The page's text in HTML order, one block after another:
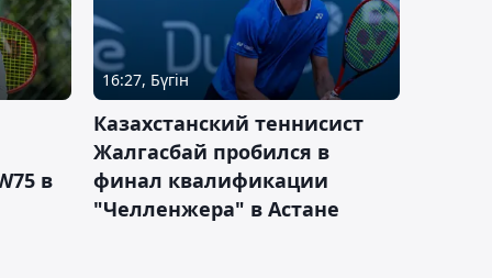
в
16:27, Бүгін
Казахстанский теннисист
Жалгасбай пробился в
финал квалификации
"Челленжера" в Астане